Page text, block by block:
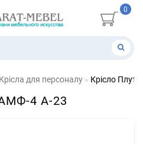
0
Крісла для персоналу Крiсло
4 А-23